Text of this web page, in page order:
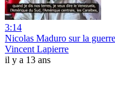
3:14
Nicolas Maduro sur la
Vincent Lapierre
il y a 13 ans